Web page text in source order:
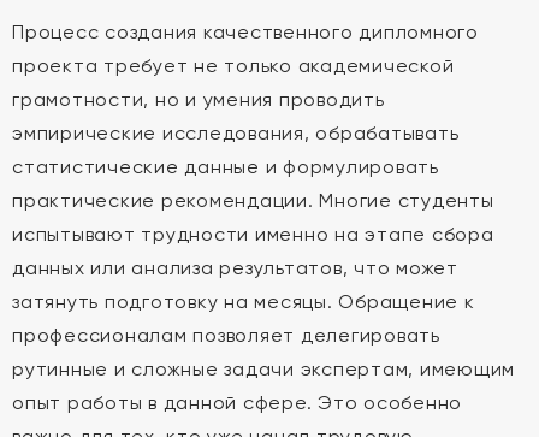
Процесс создания качественного дипломного
проекта требует не только академической
грамотности, но и умения проводить
эмпирические исследования, обрабатывать
статистические данные и формулировать
практические рекомендации. Многие студенты
испытывают трудности именно на этапе сбора
данных или анализа результатов, что может
затянуть подготовку на месяцы. Обращение к
профессионалам позволяет делегировать
рутинные и сложные задачи экспертам, имеющим
опыт работы в данной сфере. Это особенно